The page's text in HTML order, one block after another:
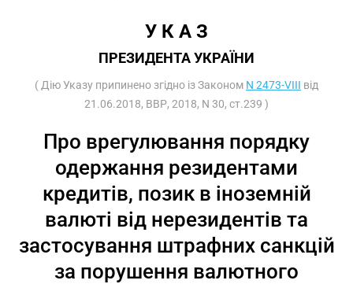
У К А З
ПРЕЗИДЕНТА УКРАЇНИ
( Дію Указу припинено згідно із Законом N 2473-VIII від
21.06.2018, ВВР, 2018, N 30, ст.239 )
Про врегулювання порядку
одержання резидентами
кредитів, позик в іноземній
валюті від нерезидентів та
застосування штрафних санкцій
за порушення валютного